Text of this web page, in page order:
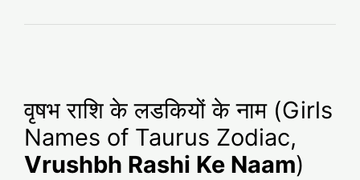
वृषभ राशि के लडकियों के नाम (Girls
Names of Taurus Zodiac,
Vrushbh Rashi Ke Naam)